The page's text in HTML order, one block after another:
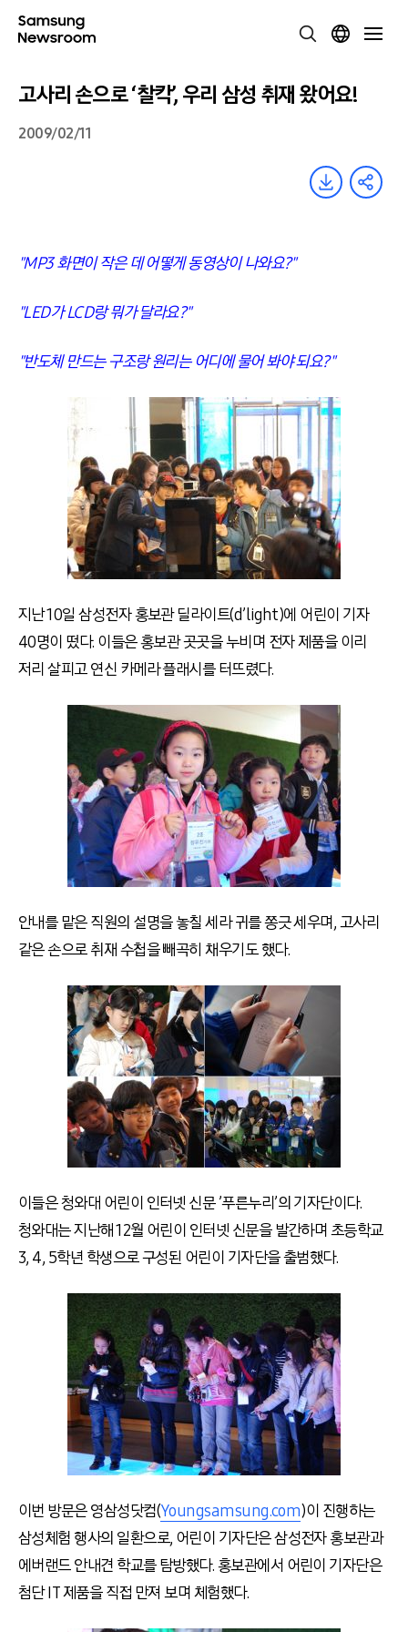
고사리 손으로 ‘찰칵’, 우리 삼성 취재 왔어요!
2009/02/11
"MP3 화면이 작은 데 어떻게 동영상이 나와요?"
"LED가 LCD랑 뭐가 달라요?"
"반도체 만드는 구조랑 원리는 어디에 물어 봐야 되요?"
지난 10일 삼성전자 홍보관 딜라이트(d’light)에 어린이 기자
40명이 떴다. 이들은 홍보관 곳곳을 누비며 전자 제품을 이리
저리 살피고 연신 카메라 플래시를 터뜨렸다.
안내를 맡은 직원의 설명을 놓칠 세라 귀를 쫑긋 세우며, 고사리
같은 손으로 취재 수첩을 빼곡히 채우기도 했다.
이들은 청와대 어린이 인터넷 신문 ’푸른누리’의 기자단이다.
청와대는 지난해 12월 어린이 인터넷 신문을 발간하며 초등학교
3, 4, 5학년 학생으로 구성된 어린이 기자단을 출범했다.
이번 방문은 영삼성닷컴(Youngsamsung.com)이 진행하는
삼성체험 행사의 일환으로, 어린이 기자단은 삼성전자 홍보관과
에버랜드 안내견 학교를 탐방했다. 홍보관에서 어린이 기자단은
첨단 IT 제품을 직접 만져 보며 체험했다.